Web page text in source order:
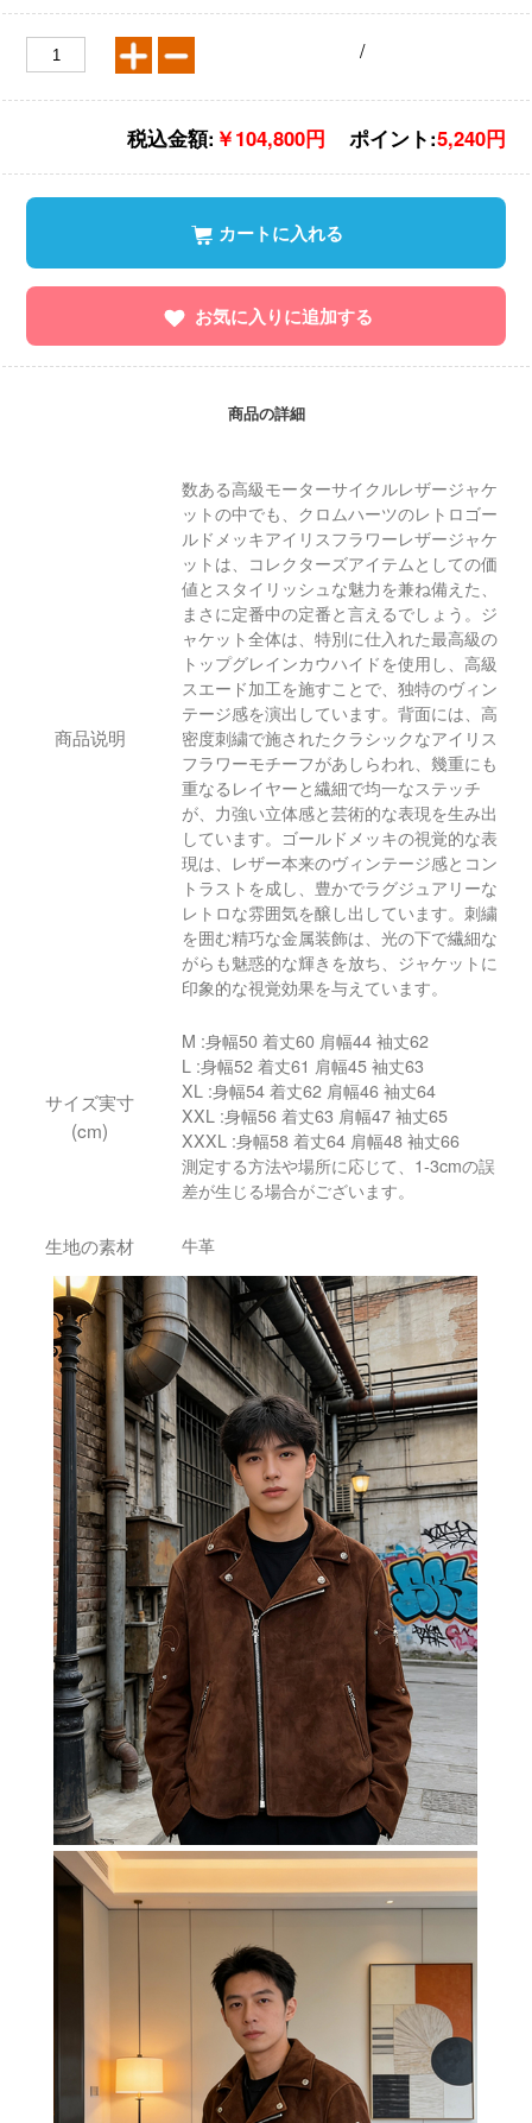
/
税込金額: ￥104,800円 ポイント:5,240円
カートに入れる
お気に入りに追加する
商品の詳細
商品说明
数ある高級モーターサイクルレザージャケ
ットの中でも、クロムハーツのレトロゴー
ルドメッキアイリスフラワーレザージャケ
ットは、コレクターズアイテムとしての価
値とスタイリッシュな魅力を兼ね備えた、
まさに定番中の定番と言えるでしょう。ジ
ャケット全体は、特別に仕入れた最高級の
トップグレインカウハイドを使用し、高級
スエード加工を施すことで、独特のヴィン
テージ感を演出しています。背面には、高
密度刺繍で施されたクラシックなアイリス
フラワーモチーフがあしらわれ、幾重にも
重なるレイヤーと繊細で均一なステッチ
が、力強い立体感と芸術的な表現を生み出
しています。ゴールドメッキの視覚的な表
現は、レザー本来のヴィンテージ感とコン
トラストを成し、豊かでラグジュアリーな
レトロな雰囲気を醸し出しています。刺繍
を囲む精巧な金属装飾は、光の下で繊細な
がらも魅惑的な輝きを放ち、ジャケットに
印象的な視覚効果を与えています。
サイズ実寸
(cm)
M :身幅50 着丈60 肩幅44 袖丈62
L :身幅52 着丈61 肩幅45 袖丈63
XL :身幅54 着丈62 肩幅46 袖丈64
XXL :身幅56 着丈63 肩幅47 袖丈65
XXXL :身幅58 着丈64 肩幅48 袖丈66
測定する方法や場所に応じて、1-3cmの誤
差が生じる場合がございます。
生地の素材 牛革